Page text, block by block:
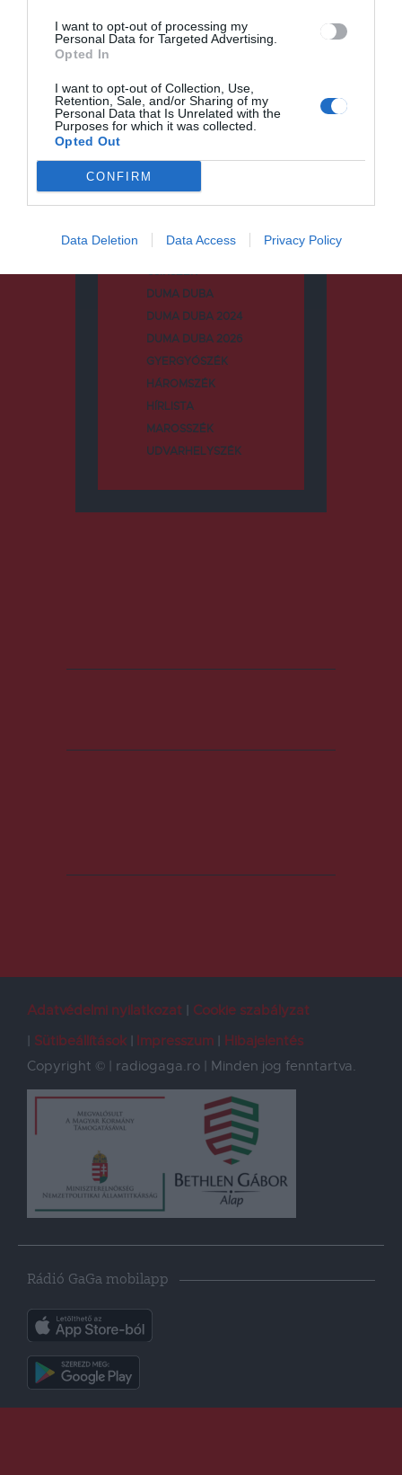
I want to opt-out of processing my
Personal Data for Targeted Advertising.
Opted In
I want to opt-out of Collection, Use,
Retention, Sale, and/or Sharing of my
Personal Data that Is Unrelated with the
Purposes for which it was collected.
Opted Out
CONFIRM
Data Deletion Data Access Privacy Policy
Keresés
Keresés:
Kategóriák
CSÍKSZÉK
DUMA DUBA
DUMA DUBA 2024
DUMA DUBA 2026
GYERGYÓSZÉK
HÁROMSZÉK
HÍRLISTA
MAROSSZÉK
UDVARHELYSZÉK
Adatvédelmi nyilatkozat
Cookie szabályzat
Sütibeállítások
Impresszum
Hibajelentés
Copyright © | radiogaga.ro | Minden jog fenntartva.
Rádió GaGa mobilapp